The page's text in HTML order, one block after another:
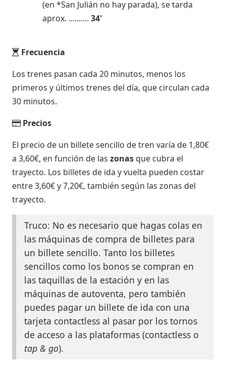
(en *San Julián no hay parada), se tarda
aprox. .......... 34'
Frecuencia
Los trenes pasan cada 20 minutos, menos los
primeros y últimos trenes del día, que circulan cada
30 minutos.
Precios
El precio de un billete sencillo de tren varía de 1,80€
a 3,60€, en función de las zonas que cubra el
trayecto. Los billetes de ida y vuelta pueden costar
entre 3,60€ y 7,20€, también según las zonas del
trayecto.
Truco: No es necesario que hagas colas en
las máquinas de compra de billetes para
un billete sencillo. Tanto los billetes
sencillos como los bonos se compran en
las taquillas de la estación y en las
máquinas de autoventa, pero también
puedes pagar un billete de ida con una
tarjeta contactless al pasar por los tornos
de acceso a las plataformas (contactless o
tap & go).